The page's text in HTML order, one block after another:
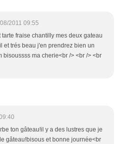
2011 09:55
tarte fraise chantilly mes deux gateau
et trés beau j'en prendrez bien un
bisoussss ma cherie<br /> <br /> <br
ton gâteau!il y a des lustres que je
gâteau!bisous et bonne journée<br